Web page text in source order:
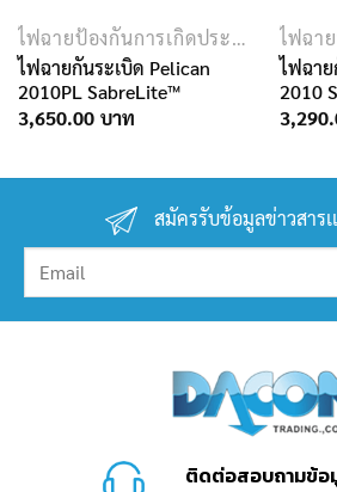
ไฟฉายป้องกันการเกิดประกายไฟ
ไฟฉายกันระเบิด Pelican
2010PL SabreLite™
3,650.00
ไฟฉาย
2010
สมัครรับข้อมูลข่าวสารเ
ติดต่อสอบถามข้อ